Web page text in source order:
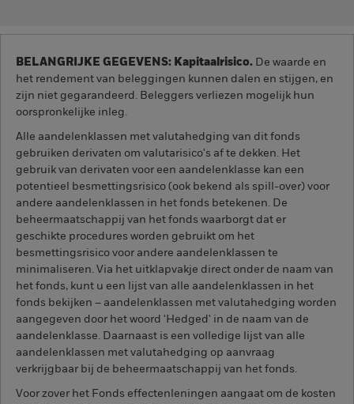
BELANGRIJKE GEGEVENS: Kapitaalrisico. De waarde en
het rendement van beleggingen kunnen dalen en stijgen, en
zijn niet gegarandeerd. Beleggers verliezen mogelijk hun
oorspronkelijke inleg.
Alle aandelenklassen met valutahedging van dit fonds
gebruiken derivaten om valutarisico's af te dekken. Het
gebruik van derivaten voor een aandelenklasse kan een
potentieel besmettingsrisico (ook bekend als spill-over) voor
andere aandelenklassen in het fonds betekenen. De
beheermaatschappij van het fonds waarborgt dat er
geschikte procedures worden gebruikt om het
besmettingsrisico voor andere aandelenklassen te
minimaliseren. Via het uitklapvakje direct onder de naam van
het fonds, kunt u een lijst van alle aandelenklassen in het
fonds bekijken – aandelenklassen met valutahedging worden
aangegeven door het woord 'Hedged' in de naam van de
aandelenklasse. Daarnaast is een volledige lijst van alle
aandelenklassen met valutahedging op aanvraag
verkrijgbaar bij de beheermaatschappij van het fonds.
Voor zover het Fonds effectenleningen aangaat om de kosten